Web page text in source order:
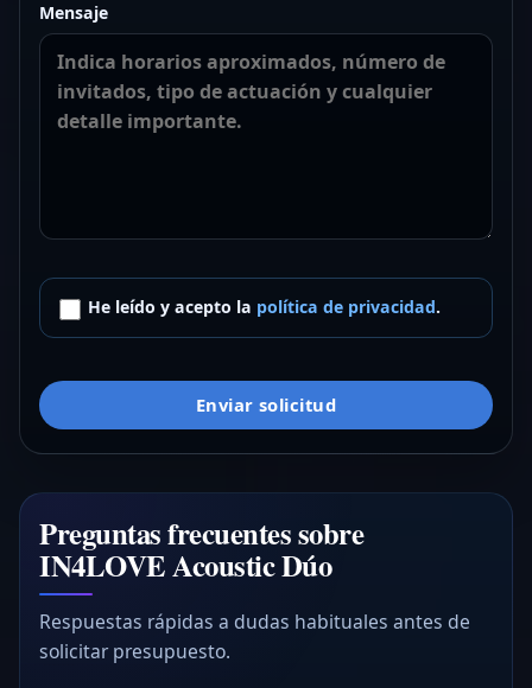
Mensaje
He leído y acepto la política de privacidad.
Enviar solicitud
Preguntas frecuentes sobre
IN4LOVE Acoustic Dúo
Respuestas rápidas a dudas habituales antes de
solicitar presupuesto.